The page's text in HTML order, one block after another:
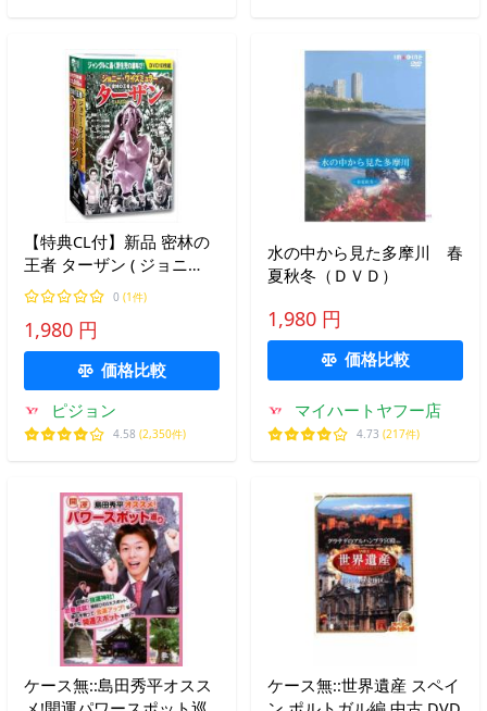
【特典CL付】新品 密林の
王者 ターザン ( ジョニ
ー・ワイズミュラー 主演 )
DVD10枚組 / （DVD）
ACC-002-CM
0 (1件)
1,980 円
価格比較
ピジョン
4.58 (2,350件)
水の中から見た多摩川 春
夏秋冬（ＤＶＤ）
1,980 円
価格比較
マイハートヤフー店
4.73 (217件)
ケース無::島田秀平オスス
ケース無::世界遺産 スペイ